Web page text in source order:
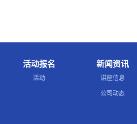
活动报名
活动
新闻资讯
讲座信息
公司动态